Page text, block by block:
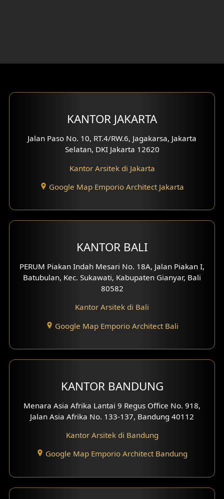
Eksterior Tampak Samping
Desain Eksterior Villa
Desain Eksterior Ruko
Desain Eksterior Perumahan
Desain Klinik
Desain Perumahan
Desain Kantor
Desain Paviliun
Desain Interior Klinik
Desain Interior Kantor
Eksterior dengan Pagar
KANTOR JAKARTA
Jalan Paso No. 10, RT.4/RW.6, Jagakarsa, Jakarta
Selatan, DKI Jakarta 12620
Kantor Arsitek di Jakarta
Google Map Emporio Architect Jakarta
KANTOR BALI
PERUM Piakan Indah Mesari No. 18A, Jalan Piakan I,
Batubulan, Kec. Sukawati, Kabupaten Gianyar, Bali
80582
Kantor Arsitek di Bali
Google Map Emporio Architect Bali
KANTOR BANDUNG
Menara Asia Afrika Lantai 9 Regus Office No. 918,
Jalan Asia Afrika No. 133-137, Bandung 40112
Kantor Arsitek di Bandung
Google Map Emporio Architect Bandung